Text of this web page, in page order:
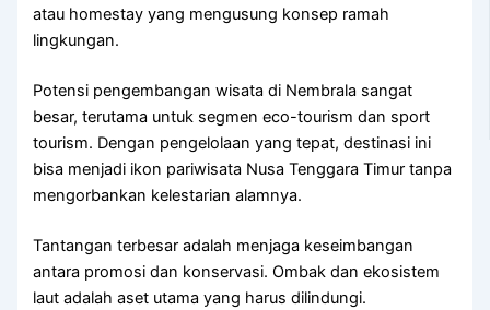
atau homestay yang mengusung konsep ramah
lingkungan.
Potensi pengembangan wisata di Nembrala sangat
besar, terutama untuk segmen eco-tourism dan sport
tourism. Dengan pengelolaan yang tepat, destinasi ini
bisa menjadi ikon pariwisata Nusa Tenggara Timur tanpa
mengorbankan kelestarian alamnya.
Tantangan terbesar adalah menjaga keseimbangan
antara promosi dan konservasi. Ombak dan ekosistem
laut adalah aset utama yang harus dilindungi.